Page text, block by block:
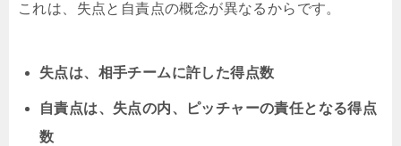
これは、失点と自責点の概念が異なるからです。
失点は、相手チームに許した得点数
自責点は、失点の内、ピッチャーの責任となる得点
数